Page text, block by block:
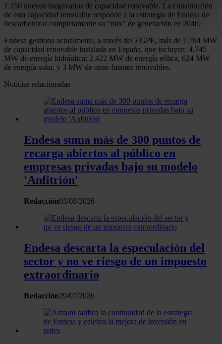
metros
Identificar su dispositivo analizándolo activamente
para buscar características específicas (huellas
digitales)
Obtenga más información sobre cómo se procesan sus
datos personales y establezca sus preferencias en la
sección de datos
de cookies.
el contenido y los anuncios, ofrecer funciones de redes
sociales y analizar el tráfico. Además, compartimos
información sobre el uso que haga del sitio web con
nuestros partners de redes sociales, publicidad y análisis
web, quienes pueden combinarla con otra información
que les haya proporcionado o que hayan recopilado a
1.150 nuevos megavatios de capacidad renovable. La construcción
de esta capacidad renovable responde a la estrategia de Endesa de
descarbonizar completamente su "mix" de generación en 2040.
Endesa gestiona actualmente, a través del EGPE, más de 7.794 MW
de capacidad renovable instalada en España, que incluyen: 4.745
MW de energía hidráulica; 2.422 MW de energía eólica, 624 MW
de energía solar, y 3 MW de otras fuentes renovables.
Noticias relacionadas
Endesa suma más de 300 puntos de
recarga abiertos al público en
empresas privadas bajo su modelo
'Anfitrión'
Redacción03/08/2026
Endesa descarta la especulación del
sector y no ve riesgo de un impuesto
extraordinario
Redacción29/07/2026